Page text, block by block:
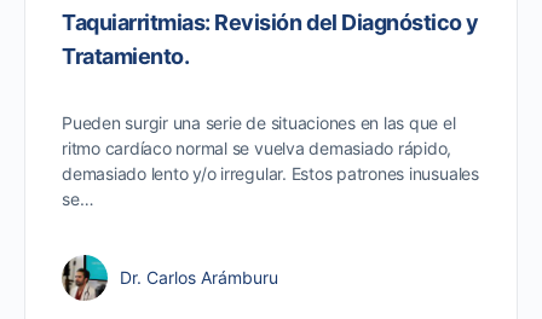
Taquiarritmias: Revisión del Diagnóstico y
Tratamiento.
Pueden surgir una serie de situaciones en las que el
ritmo cardíaco normal se vuelva demasiado rápido,
demasiado lento y/o irregular. Estos patrones inusuales
se…
Dr. Carlos Arámburu